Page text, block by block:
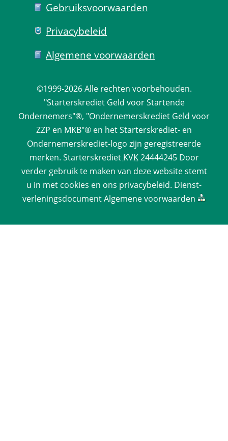
Gebruiks­voorwaarden
Privacy­beleid
Algemene voorwaarden
©1999-2026 Alle rechten voorbehouden.
"Starterskrediet Geld voor Startende
Ondernemers"®, "Ondernemerskrediet Geld voor
ZZP en MKB"® en het Starterskrediet- en
Ondernemerskrediet-logo zijn geregistreerde
merken. Starterskrediet KVK 24444245 Door
verder gebruik te maken van deze website stemt
u in met cookies en ons privacy­beleid. Dienst­
verlenings­documentAlgemene voorwaarden